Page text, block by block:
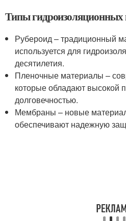
Типы гидроизоляционных
Рубероид – традиционный
используется для
десятилетия.
Пленочные материалы –
которые обладают высокой
долговечностью.
Мембраны – новые
обеспечивают надежную